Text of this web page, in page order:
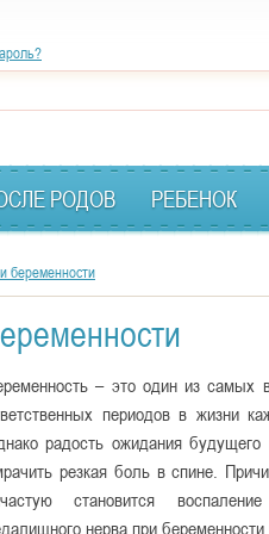
РОДОВ РЕБЕНОК
беременности
– это один из самых
периодов в жизни
радость ожидания
резкая боль в спине.
становится
нерва при